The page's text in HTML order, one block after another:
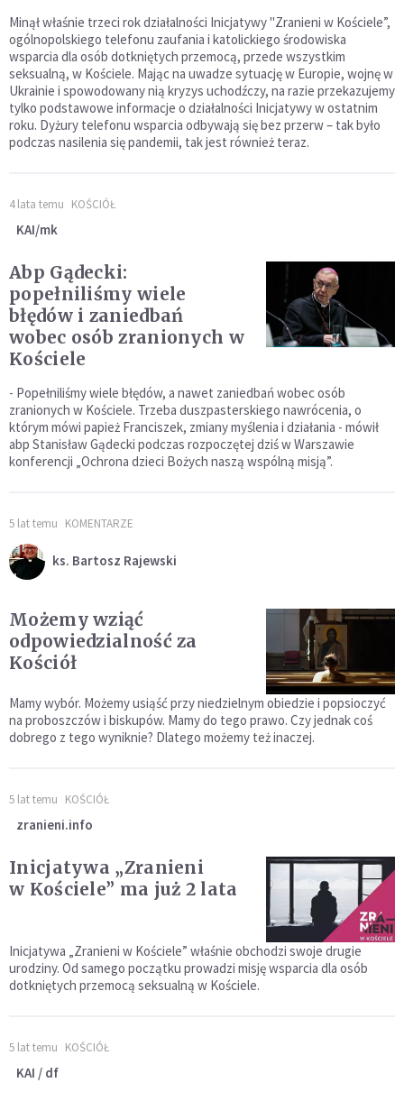
Minął właśnie trzeci rok działalności Inicjatywy "Zranieni w Kościele”,
ogólnopolskiego telefonu zaufania i katolickiego środowiska
wsparcia dla osób dotkniętych przemocą, przede wszystkim
seksualną, w Kościele. Mając na uwadze sytuację w Europie, wojnę w
Ukrainie i spowodowany nią kryzys uchodźczy, na razie przekazujemy
tylko podstawowe informacje o działalności Inicjatywy w ostatnim
roku. Dyżury telefonu wsparcia odbywają się bez przerw – tak było
podczas nasilenia się pandemii, tak jest również teraz.
4 lata temu KOŚCIÓŁ
KAI/mk
Abp Gądecki:
popełniliśmy wiele
błędów i zaniedbań
wobec osób zranionych w
Kościele
- Popełniliśmy wiele błędów, a nawet zaniedbań wobec osób
zranionych w Kościele. Trzeba duszpasterskiego nawrócenia, o
którym mówi papież Franciszek, zmiany myślenia i działania - mówił
abp Stanisław Gądecki podczas rozpoczętej dziś w Warszawie
konferencji „Ochrona dzieci Bożych naszą wspólną misją”.
5 lat temu KOMENTARZE
ks. Bartosz Rajewski
Możemy wziąć
odpowiedzialność za
Kościół
Mamy wybór. Możemy usiąść przy niedzielnym obiedzie i popsioczyć
na proboszczów i biskupów. Mamy do tego prawo. Czy jednak coś
dobrego z tego wyniknie? Dlatego możemy też inaczej.
5 lat temu KOŚCIÓŁ
zranieni.info
Inicjatywa „Zranieni
w Kościele” ma już 2 lata
Inicjatywa „Zranieni w Kościele” właśnie obchodzi swoje drugie
urodziny. Od samego początku prowadzi misję wsparcia dla osób
dotkniętych przemocą seksualną w Kościele.
5 lat temu KOŚCIÓŁ
KAI / df